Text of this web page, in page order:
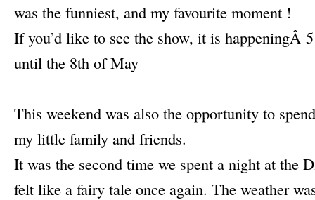
was the funniest, and my favourite moment !
If you’d like to see the show, it is happeningÂ
until the 8th of May
This weekend was also the opportunity to
my little family and friends.
It was the second time we spent a night at the
felt like a fairy tale once again. The weather